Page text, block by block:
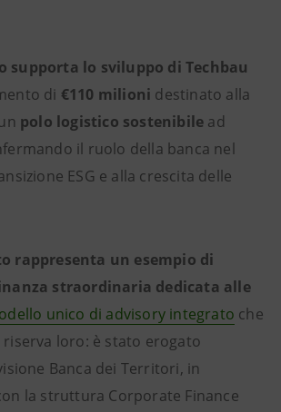
supporta lo sviluppo di Techbau
di €110 milioni destinato alla
polo logistico sostenibile ad
il ruolo della banca nel
ESG e alla crescita delle
rappresenta un esempio di
straordinaria dedicata alle
unico di advisory integrato che
riserva loro: è stato erogato
Banca dei Territori, in
la struttura Corporate Finance